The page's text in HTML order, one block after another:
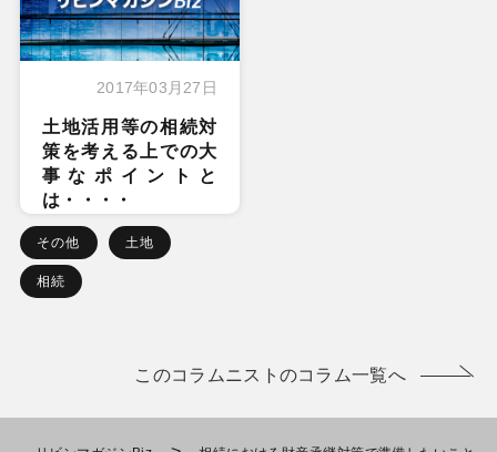
2017年03月27日
土地活用等の相続対
策を考える上での大
事なポイントと
は・・・・
その他 土地
相続
このコラムニストのコラム一覧へ